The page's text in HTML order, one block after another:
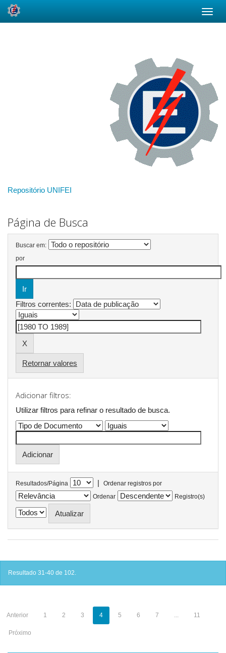
Repositório UNIFEI
Página de Busca
Buscar em:
por
Filtros correntes:
Retornar valores
Adicionar filtros:
Utilizar filtros para refinar o resultado de busca.
Resultados/Página |
Ordenar registros por
Ordenar
Registro(s)
Resultado 31-40 de 102.
Anterior 1 2 3 4 5 6 7 ... 11
Próximo